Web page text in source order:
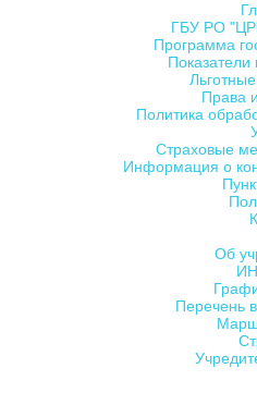
ГБУ РО
Программа
Права
Политика
Страховые
Информация о
Об
Перечень